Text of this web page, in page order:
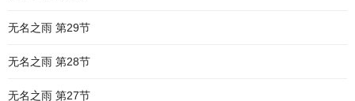
无名之雨 第29节
无名之雨 第28节
无名之雨 第27节